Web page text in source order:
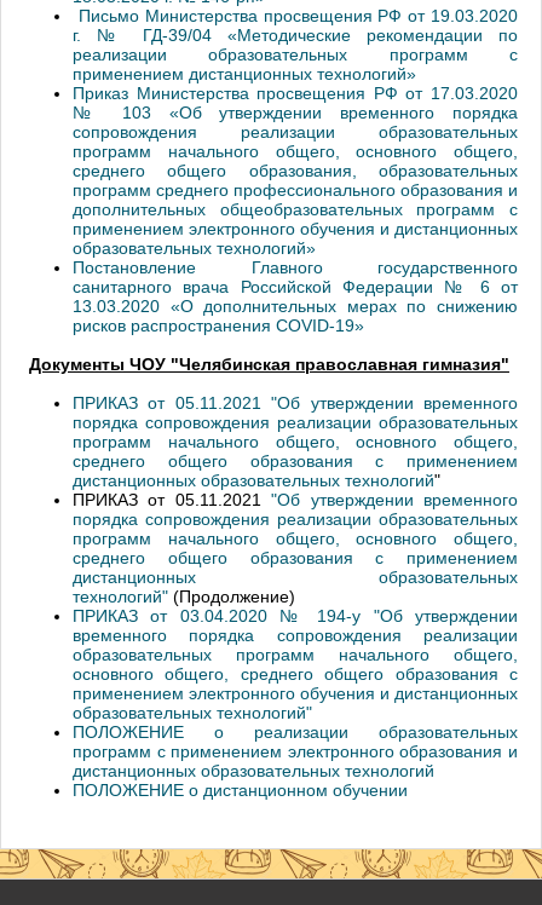
Письмо Министерства просвещения РФ от 19.03.2020
г. № ГД-39/04 «Методические рекомендации по
реализации образовательных программ с
применением дистанционных технологий»
Приказ Министерства просвещения РФ от 17.03.2020
№ 103 «Об утверждении временного порядка
сопровождения реализации образовательных
программ начального общего, основного общего,
среднего общего образования, образовательных
программ среднего профессионального образования и
дополнительных общеобразовательных программ с
применением электронного обучения и дистанционных
образовательных технологий»
Постановление Главного государственного
санитарного врача Российской Федерации № 6 от
13.03.2020 «О дополнительных мерах по снижению
рисков распространения COVID-19»
Документы ЧОУ "Челябинская православная гимназия"
ПРИКАЗ от 05.11.2021 "Об утверждении временного
порядка сопровождения реализации образовательных
программ начального общего, основного общего,
среднего общего образования с применением
дистанционных образовательных технологий"
ПРИКАЗ от 05.11.2021"Об утверждении временного
порядка сопровождения реализации образовательных
программ начального общего, основного общего,
среднего общего образования с применением
дистанционных образовательных
технологий" (Продолжение)
ПРИКАЗ от 03.04.2020 № 194-у "Об утверждении
временного порядка сопровождения реализации
образовательных программ начального общего,
основного общего, среднего общего образования с
применением электронного обучения и дистанционных
образовательных технологий"
ПОЛОЖЕНИЕ о реализации образовательных
программ с применением электронного образования и
дистанционных образовательных технологий
ПОЛОЖЕНИЕ о дистанционном обучении